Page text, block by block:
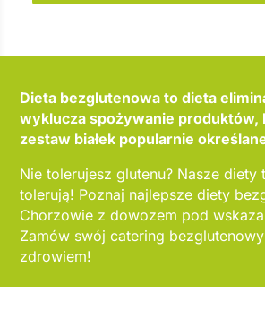
Dieta bezglutenowa to dieta
wyklucza spożywanie produktów,
zestaw białek popularnie
Nie tolerujesz glutenu? Nasze diety
tolerują! Poznaj najlepsze diety
Chorzowie z dowozem pod
Zamów swój catering
zdrowiem!